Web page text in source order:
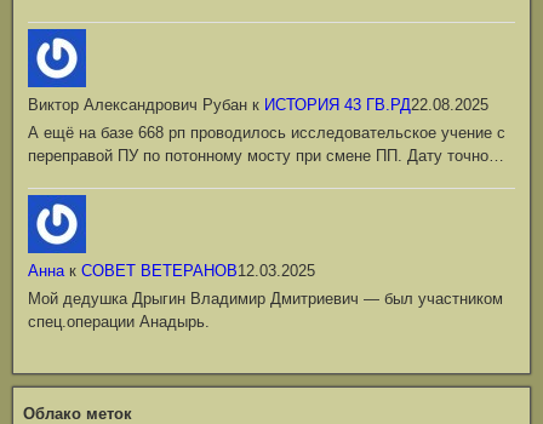
Виктор Александрович Рубан к ИСТОРИЯ 43 ГВ.РД22.08.2025
А ещё на базе 668 рп проводилось исследовательское учение с
переправой ПУ по потонному мосту при смене ПП. Дату точно…
Аннак СОВЕТ ВЕТЕРАНОВ12.03.2025
Мой дедушка Дрыгин Владимир Дмитриевич — был участником
спец.операции Анадырь.
Облако меток